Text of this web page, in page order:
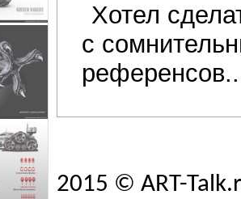
Хотел
с
референсов..
2015 © ART-